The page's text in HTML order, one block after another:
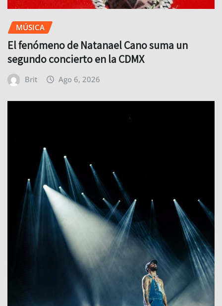
MÚSICA
El fenómeno de Natanael Cano suma un
segundo concierto en la CDMX
Brit Ago 6, 2026